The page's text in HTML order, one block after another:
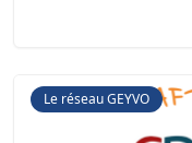
Le réseau GEYVO